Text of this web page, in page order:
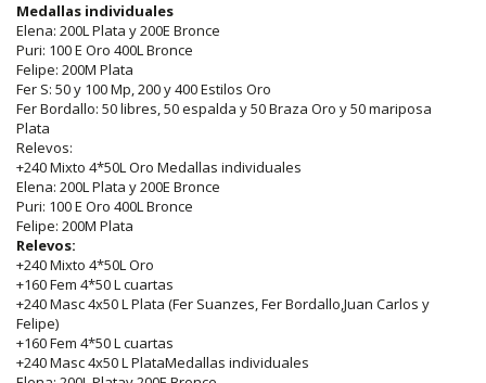
Medallas individuales
Elena: 200L Plata y 200E Bronce
Puri: 100 E Oro 400L Bronce
Felipe: 200M Plata
Fer S: 50 y 100 Mp, 200 y 400 Estilos Oro
Fer Bordallo: 50 libres, 50 espalda y 50 Braza Oro y 50 mariposa
Plata
Relevos:
+240 Mixto 4*50L Oro Medallas individuales
Elena: 200L Plata y 200E Bronce
Puri: 100 E Oro 400L Bronce
Felipe: 200M Plata
Relevos:
+240 Mixto 4*50L Oro
+160 Fem 4*50 L cuartas
+240 Masc 4x50 L Plata (Fer Suanzes, Fer Bordallo,Juan Carlos y
Felipe)
+160 Fem 4*50 L cuartas
+240 Masc 4x50 L PlataMedallas individuales